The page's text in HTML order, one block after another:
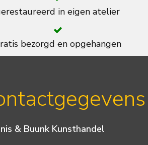
in eigen atelier
bezorgd en opgehangen
& Buunk Kunsthandel